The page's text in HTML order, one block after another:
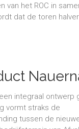
van het ROC in
dat de toren
integraal ontwerp
vormt straks de
tussen de